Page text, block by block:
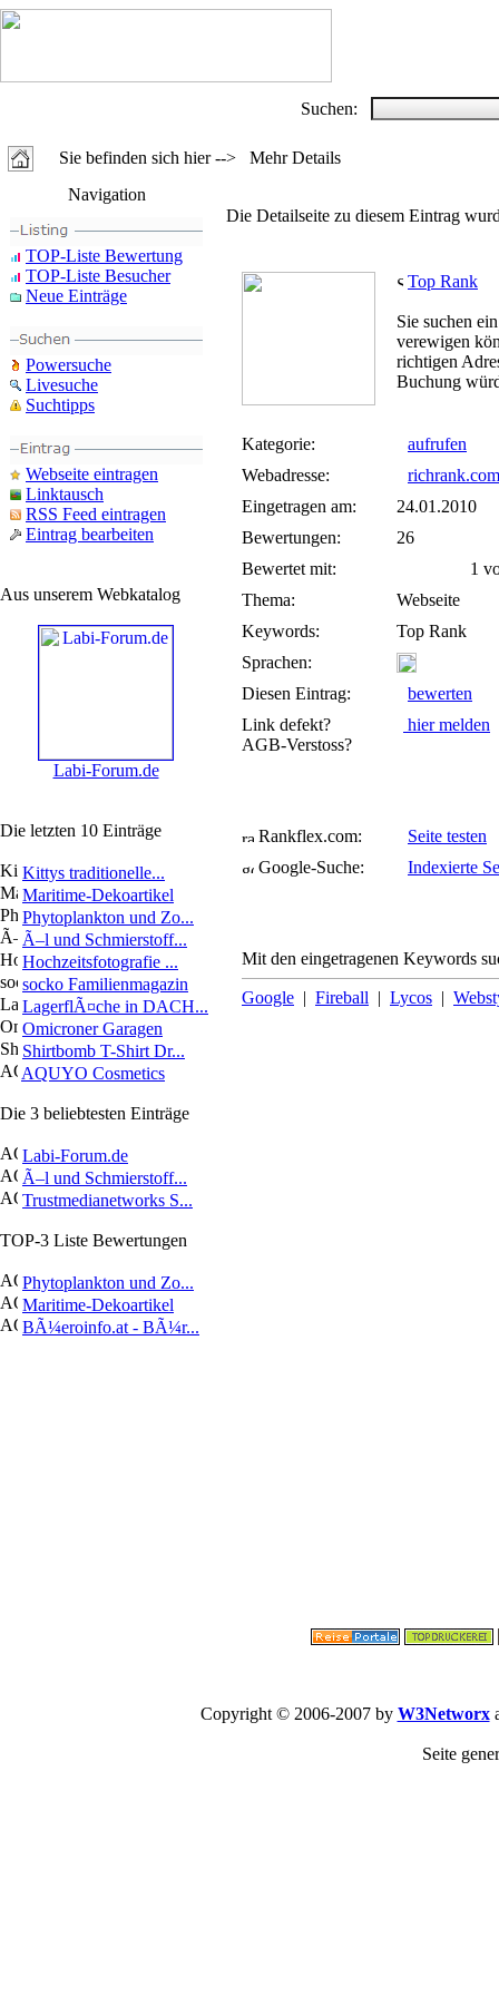
Suchen:
Sie befinden sich hier --> Mehr Details
Navigation
TOP-Liste Bewertung
TOP-Liste Besucher
Neue Einträge
Powersuche
Livesuche
Suchtipps
Webseite eintragen
Linktausch
RSS Feed eintragen
Eintrag bearbeiten
Aus unserem Webkatalog
Labi-Forum.de
Die letzten 10 Einträge
Kittys traditionelle...
Maritime-Dekoartikel
Phytoplankton und Zo...
Ã–l und Schmierstoff...
Hochzeitsfotografie ...
socko Familienmagazin
LagerflÃ¤che in DACH...
Omicroner Garagen
Shirtbomb T-Shirt Dr...
AQUYO Cosmetics
Die 3 beliebtesten Einträge
Labi-Forum.de
Ã–l und Schmierstoff...
Trustmedianetworks S...
TOP-3 Liste Bewertungen
Phytoplankton und Zo...
Maritime-Dekoartikel
BÃ¼eroinfo.at - BÃ¼r...
Die Detailseite zu diesem Eintrag
Top Rank
Sie suchen
verewigen
richtigen
Buchung
Kategorie:
aufrufen
Webadresse:
richrank.com
Eingetragen am:
24.01.2010
Bewertungen:
26
Bewertet mit:
1
Thema:
Webseite
Keywords:
Top Rank
Sprachen:
Diesen Eintrag:
bewerten
Link defekt?
AGB-Verstoss?
hier melden
Rankflex.com:
Seite testen
Google-Suche:
Indexierte
Mit den eingetragenen Keywords
Google | Fireball | Lycos |
Copyright © 2006-2007 by W3Networx
Seite